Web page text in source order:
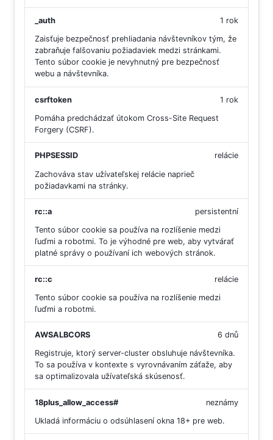
_auth
Zaisťuje bezpečnosť prehliadania návštevníkov tým, že
zabraňuje falšovaniu požiadaviek medzi stránkami.
Tento súbor cookie je nevyhnutný pre bezpečnosť
webu a návštevníka.
1 rok
csrftoken
Pomáha predchádzať útokom Cross-Site Request
Forgery (CSRF).
1 rok
PHPSESSID
Zachováva stav užívateľskej relácie naprieč
požiadavkami na stránky.
relácie
rc::a
Tento súbor cookie sa používa na rozlíšenie medzi
ľuďmi a robotmi. To je výhodné pre web, aby vytvárať
platné správy o používaní ich webových stránok.
persistentní
rc::c
Tento súbor cookie sa používa na rozlíšenie medzi
ľuďmi a robotmi.
relácie
AWSALBCORS
Registruje, ktorý server-cluster obsluhuje návštevníka.
To sa používa v kontexte s vyrovnávaním záťaže, aby
sa optimalizovala užívateľská skúsenosť.
6 dnů
18plus_allow_access#
Ukladá informáciu o odsúhlasení okna 18+ pre web.
neznámy